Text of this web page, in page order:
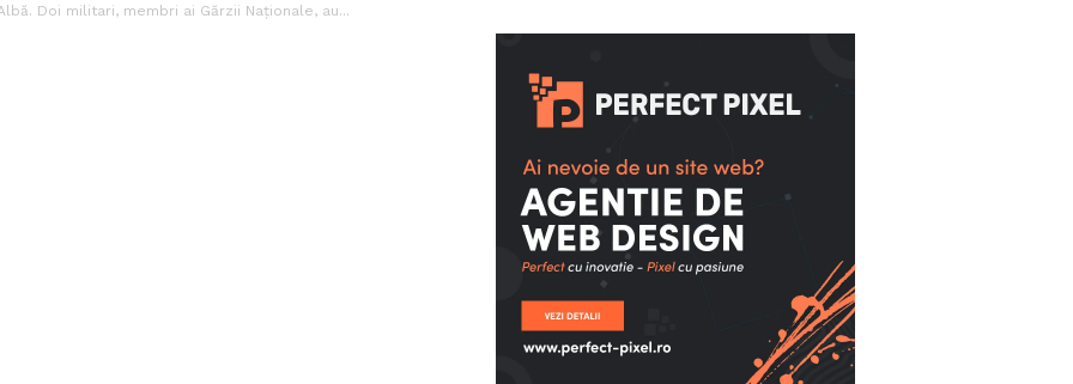
Doi militari, membri ai Gărzii Naționale, au...